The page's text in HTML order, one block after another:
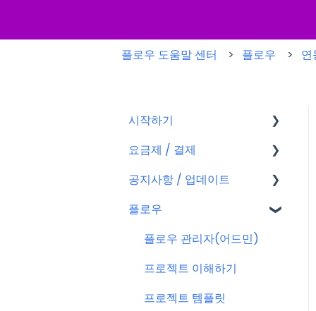
플로우 도움말 센터 플로우
시작하기
회원가입
플로우 계정
요금제 / 결제
요금제
결제
결제 관련 자주 묻는 질문
공지사항 / 업데이트
공지사항
특별 프로모션
신규 업데이트 (PC&서버)
서버 작업
플로우
플로우 관리자(어드민)
프로젝트 이해하기
프로젝트 템플릿